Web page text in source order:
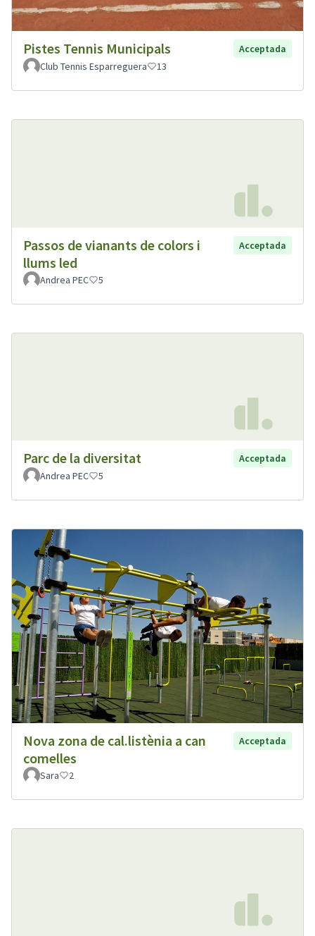
Pistes Tennis Municipals
Acceptada
Club Tennis Esparreguera
13
Passos de vianants de colors i
llums led
Acceptada
Andrea PEC 5
Parc de la diversitat
Acceptada
Andrea PEC
5
Nova zona de cal.listènia a can
comelles
Acceptada
Sara 2